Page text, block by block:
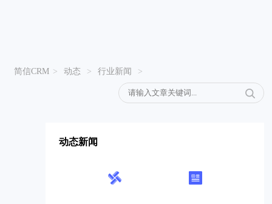
简信CRM > 动态 > 行业新闻 >
动态新闻